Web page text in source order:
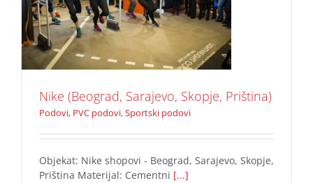
cementni pod
Podovi PVC podovi Sportski podovi
Nike (Beograd, Sarajevo, Skopje, Priština)
Podovi, PVC podovi,Sportski podovi
Objekat: Nike shopovi - Beograd, Sarajevo, Skopje,
Priština Materijal: Cementni [...]